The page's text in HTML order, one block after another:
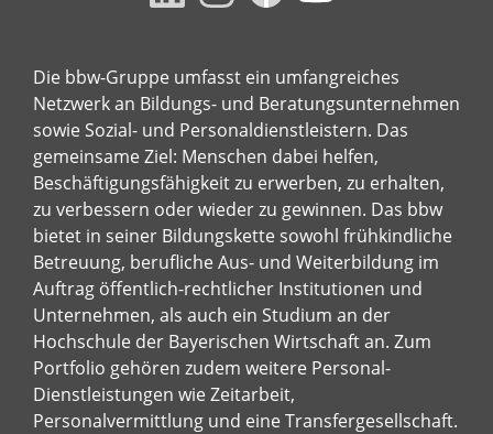
Die bbw-Gruppe umfasst ein umfangreiches
Netzwerk an Bildungs- und Beratungsunternehmen
sowie Sozial- und Personaldienstleistern. Das
gemeinsame Ziel: Menschen dabei helfen,
Beschäftigungsfähigkeit zu erwerben, zu erhalten,
zu verbessern oder wieder zu gewinnen. Das bbw
bietet in seiner Bildungskette sowohl frühkindliche
Betreuung, berufliche Aus- und Weiterbildung im
Auftrag öffentlich-rechtlicher Institutionen und
Unternehmen, als auch ein Studium an der
Hochschule der Bayerischen Wirtschaft an. Zum
Portfolio gehören zudem weitere Personal-
Dienstleistungen wie Zeitarbeit,
Personalvermittlung und eine Transfergesellschaft.